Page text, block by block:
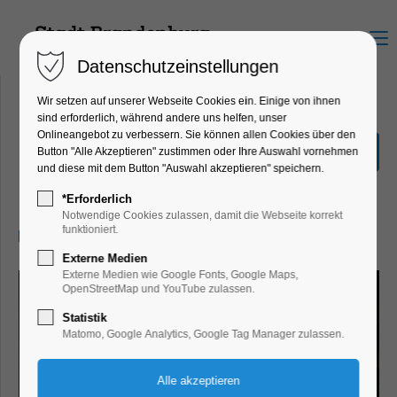
Menu
Book-Casting
Bildung, Vortrag, Kinder, Jugend, Lesung,
Mitmach-Aktion
17.01.2025, 09:30–10:30
Datenschutzeinstellungen
Wir setzen auf unserer Webseite Cookies ein. Einige von ihnen
sind erforderlich, während andere uns helfen, unser
Onlineangebot zu verbessern. Sie können allen Cookies über den
Button "Alle Akzeptieren" zustimmen oder Ihre Auswahl vornehmen
und diese mit dem Button "Auswahl akzeptieren" speichern.
*Erforderlich
Notwendige Cookies zulassen, damit die Webseite korrekt
funktioniert.
Externe Medien
Externe Medien wie Google Fonts, Google Maps,
OpenStreetMap und YouTube zulassen.
Statistik
Matomo, Google Analytics, Google Tag Manager zulassen.